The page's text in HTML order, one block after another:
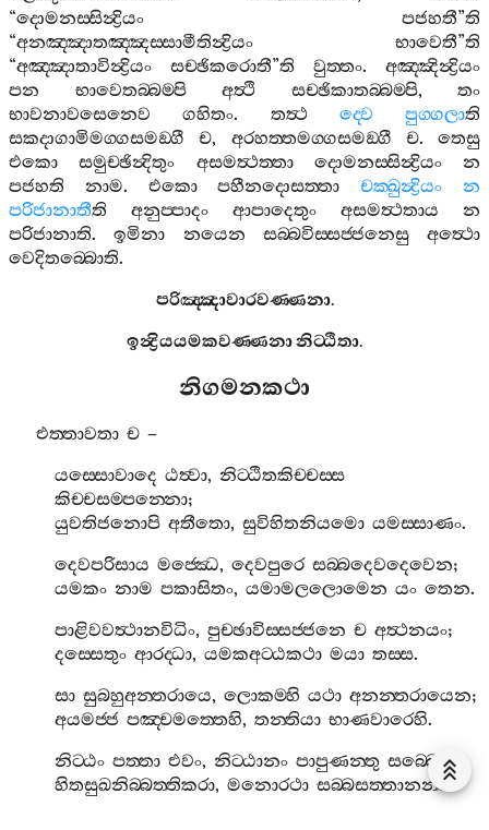
“දොමනස‍්සින්‍ද්‍රියං පජහතී”ති
“අනඤ‍්ඤාතඤ‍්ඤස‍්සාමීතින්‍ද්‍රියං භාවෙතී”ති
“අඤ‍්ඤාතාවින්‍ද්‍රියං සච‍්ඡිකරොතී”ති වුත‍්තං. අඤ‍්ඤින්‍ද්‍රියං
පන
භාවෙතබ‍්බම‍්පි අත්‍ථි සච‍්ඡිකාතබ‍්බම‍්පි, තං
භාවනාවසෙනෙව
ගහිතං. තත්‍ථ ද‍්වෙ පුග‍්ගලාති
සකදාගාමිමග‍්ගසමඞ‍්ගී
ච, අරහත‍්තමග‍්ගසමඞ‍්ගී ච. තෙසු
එකො
සමුච‍්ඡින්‍දිතුං අසමත්‍ථත‍්තා දොමනස‍්සින්‍ද්‍රියං
න
පජහති
නාම. එකො පහීනදොසත‍්තා චක‍්ඛුන්‍ද්‍රියං
න
පරිජානාතීති අනුප‍්පාදං ආපාදෙතුං අසමත්‍ථතාය
න
පරිජානාති.ඉමිනා නයෙන සබ‍්බවිස‍්සජ‍්ජනෙසු
අත්‍ථො
වෙදිතබ‍්බොති.
පරිඤ‍්ඤාවාරවණ‍්ණනා.
ඉන්‍ද්‍රියයමකවණ‍්ණනානිට‍්ඨිතා.
නිගමනකථා
එත‍්තාවතා ච–
යස‍්සොවාදෙ ඨත්‍වා,නිට‍්ඨිතකිච‍්චස‍්ස
කිච‍්චසම‍්පන‍්නො;
යුවතිජනොපි අතීතො,සුවිහිතනියමො යමස‍්සාණං.
දෙවපරිසාය මජ‍්ඣෙ,දෙවපුරෙ සබ‍්බදෙවදෙවෙන;
යමකං නාම පකාසිතං,යමාමලලොමෙන යං තෙන.
පාළිවවත්‍ථානවිධිං,පුච‍්ඡාවිස‍්සජ‍්ජනෙ ච අත්‍ථනයං;
දස‍්සෙතුං ආරද‍්ධා,යමකඅට‍්ඨකථා මයා තස‍්ස.
සා සුබහුඅන‍්තරායෙ,ලොකම‍්හි යථා අනන‍්තරායෙන;
අයමජ‍්ජ පඤ‍්චමත‍්තෙහි,තන‍්තියා භාණවාරෙහි.
නිට‍්ඨං පත‍්තා එවං,නිට‍්ඨානං පාපුණන‍්තු සබ‍්බෙපි;
හිතසුඛනිබ‍්බත‍්තිකරා,මනොරථා සබ‍්බසත‍්තානන‍්ති.